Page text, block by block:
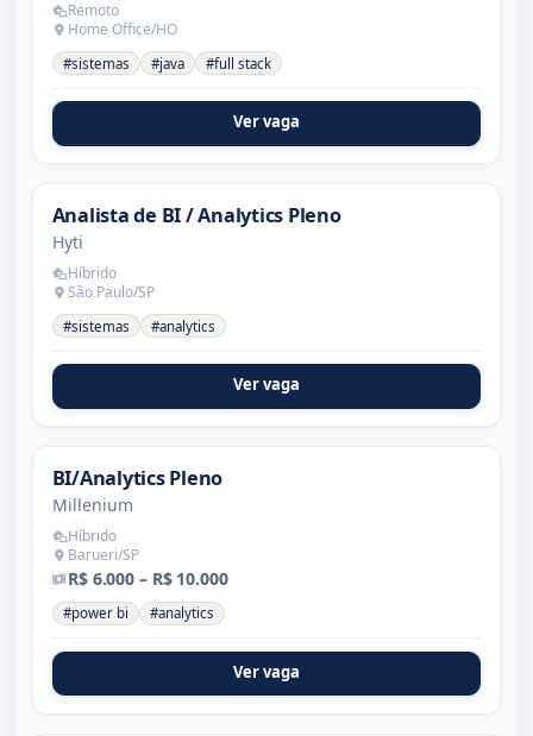
Remoto
Home Office/HO
#sistemas #java #full stack
Ver vaga
Analista de BI / Analytics Pleno
Hyti
Híbrido
São Paulo/SP
#sistemas #analytics
Ver vaga
BI/Analytics Pleno
Millenium
Híbrido
Barueri/SP
R$ 6.000 – R$ 10.000
#power bi #analytics
Ver vaga